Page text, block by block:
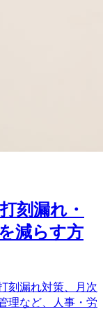
刻漏れ・
減らす方
刻漏れ対策、月次
理など、人事・労